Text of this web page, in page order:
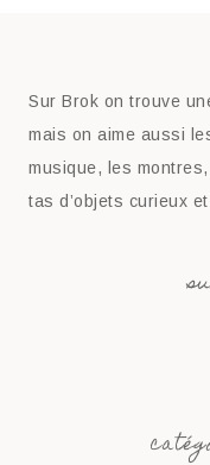
Sur Brok on trouve
mais on aime aussi
musique, les
tas d’objets curieux